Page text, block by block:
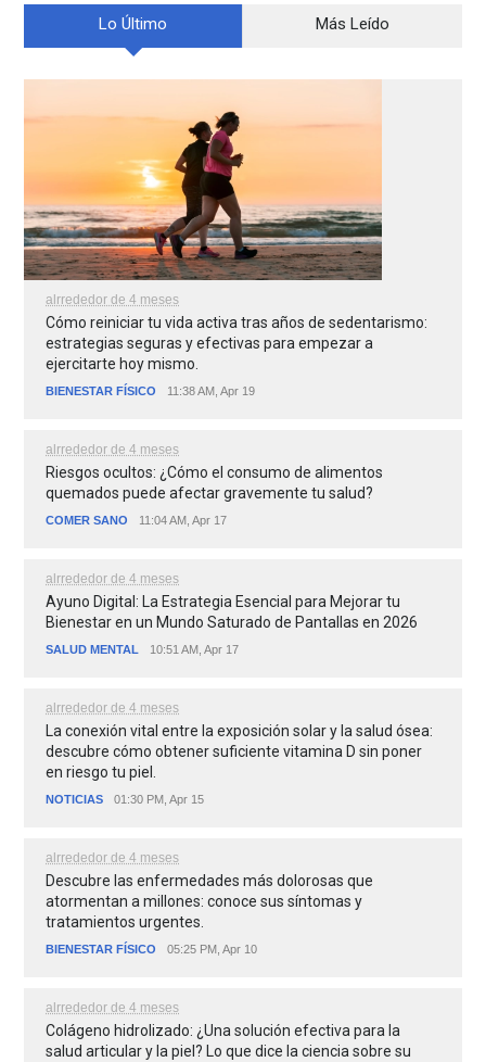
Lo Último Más Leído
alrrededor de 4 meses
Cómo reiniciar tu vida activa tras años de sedentarismo:
estrategias seguras y efectivas para empezar a
ejercitarte hoy mismo.
BIENESTAR FÍSICO 11:38 AM, Apr 19
alrrededor de 4 meses
Riesgos ocultos: ¿Cómo el consumo de alimentos
quemados puede afectar gravemente tu salud?
COMER SANO 11:04 AM, Apr 17
alrrededor de 4 meses
Ayuno Digital: La Estrategia Esencial para Mejorar tu
Bienestar en un Mundo Saturado de Pantallas en 2026
SALUD MENTAL 10:51 AM, Apr 17
alrrededor de 4 meses
La conexión vital entre la exposición solar y la salud ósea:
descubre cómo obtener suficiente vitamina D sin poner
en riesgo tu piel.
NOTICIAS 01:30 PM, Apr 15
alrrededor de 4 meses
Descubre las enfermedades más dolorosas que
atormentan a millones: conoce sus síntomas y
tratamientos urgentes.
BIENESTAR FÍSICO 05:25 PM, Apr 10
alrrededor de 4 meses
Colágeno hidrolizado: ¿Una solución efectiva para la
salud articular y la piel? Lo que dice la ciencia sobre su